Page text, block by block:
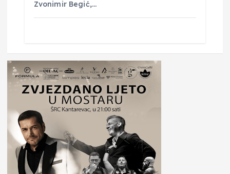
Zvonimir Begić,…